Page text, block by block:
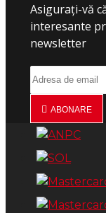
Asigurați-vă
interesante
newsletter
ABONARE